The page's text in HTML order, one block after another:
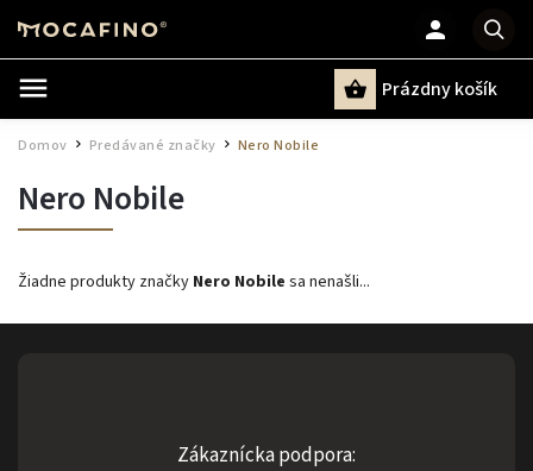
Prázdny košík
Domov Predávané značky Nero Nobile
Nero Nobile
Žiadne produkty značky Nero Nobile sa nenašli...
Zákaznícka podpora: